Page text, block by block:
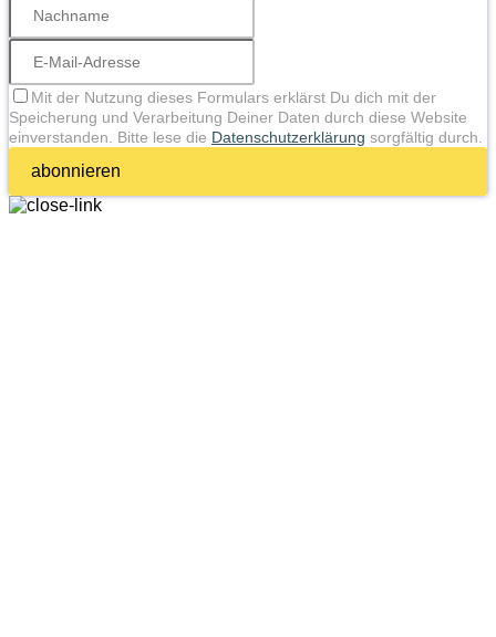
Mit der Nutzung dieses Formulars erklärst Du dich mit der
Speicherung und Verarbeitung Deiner Daten durch diese Website
einverstanden. Bitte lese die Datenschutzerklärung sorgfältig durch.
abonnieren